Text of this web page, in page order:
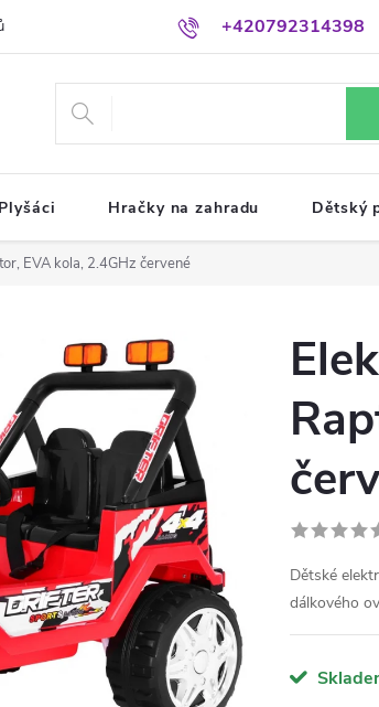
+420792314398
Plyšáci Hračky na zahradu Dětský
EVA kola, 2.4GHz červené
Dětské
dálkového